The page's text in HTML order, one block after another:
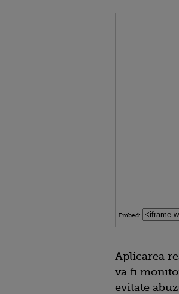
Embed:
Aplicarea
va fi
evitate